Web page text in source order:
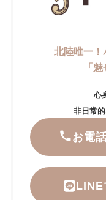
北陸唯一！
「
心
非日常
お電
LINE